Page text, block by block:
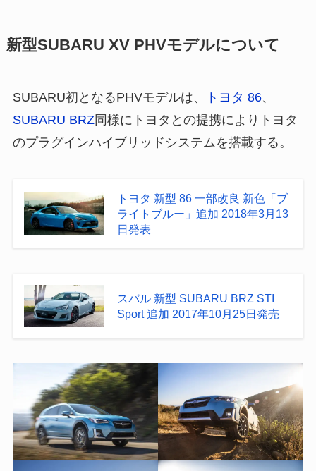
新型SUBARU XV PHVモデルについて
SUBARU初となるPHVモデルは、 トヨタ 86、
SUBARU BRZ同様にトヨタとの提携によりトヨタ
のプラグインハイブリッドシステムを搭載する。
トヨタ 新型 86 一部改良 新色「ブ
ライトブルー」追加 2018年3月13
日発表
スバル 新型 SUBARU BRZ STI
Sport 追加 2017年10月25日発売